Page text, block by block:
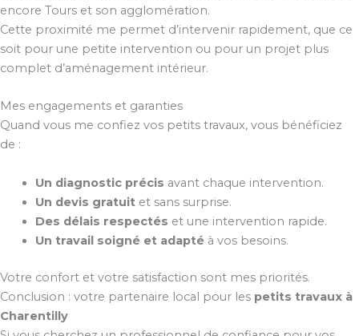
encore Tours et son agglomération.
Cette proximité me permet d’intervenir rapidement, que ce
soit pour une petite intervention ou pour un projet plus
complet d’aménagement intérieur.
Mes engagements et garanties
Quand vous me confiez vos petits travaux, vous bénéficiez
de :
Un diagnostic précis avant chaque intervention.
Un devis gratuitet sans surprise.
Des délais respectés et une intervention rapide.
Un travail soigné et adaptéà vos besoins.
Votre confort et votre satisfaction sont mes priorités.
Conclusion : votre partenaire local pour les petits travaux à
Charentilly